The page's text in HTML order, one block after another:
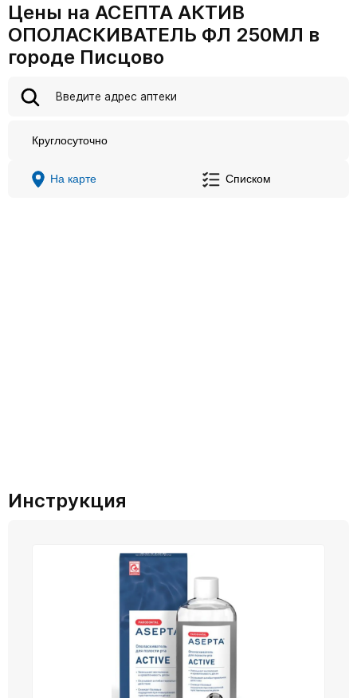
Цены на АСЕПТА АКТИВ
ОПОЛАСКИВАТЕЛЬ ФЛ 250МЛ в
городе Писцово
Круглосуточно
На карте Списком
Инструкция